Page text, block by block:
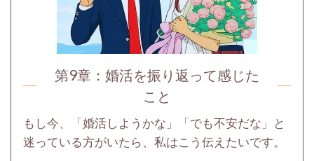
第9章：婚活を振り返って感じた
こと
もし今、「婚活しようかな」「でも不安だな」と
迷っている方がいたら、私はこう伝えたいです。